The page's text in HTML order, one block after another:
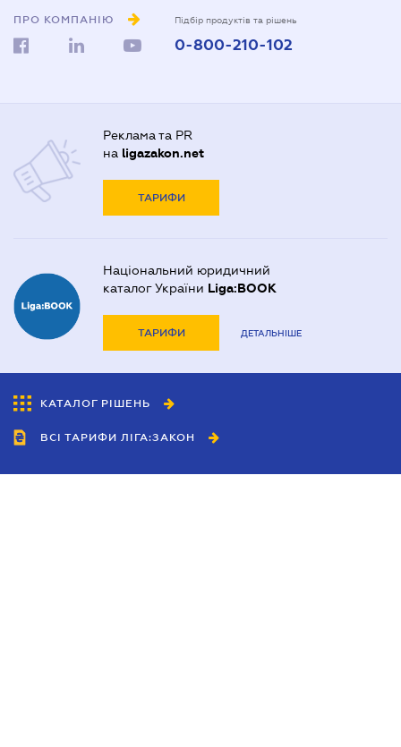
ПРО КОМПАНІЮ Підбір продуктів та рішень
0-800-210-102
Реклама та PR
на ligazakon.net
ТАРИФИ
Національний юридичний
каталог України Liga:BOOK
ТАРИФИ ДЕТАЛЬНІШЕ
КАТАЛОГ РІШЕНЬ
ВСІ ТАРИФИ ЛІГА:ЗАКОН